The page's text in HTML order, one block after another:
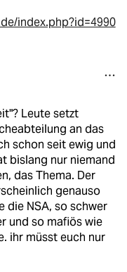
index.php?id=4990
Leute setzt
an das
schon seit ewig und
bislang nur niemand
das Thema. Der
genauso
die NSA, so schwer
und so mafiös wie
ihr müsst euch nur